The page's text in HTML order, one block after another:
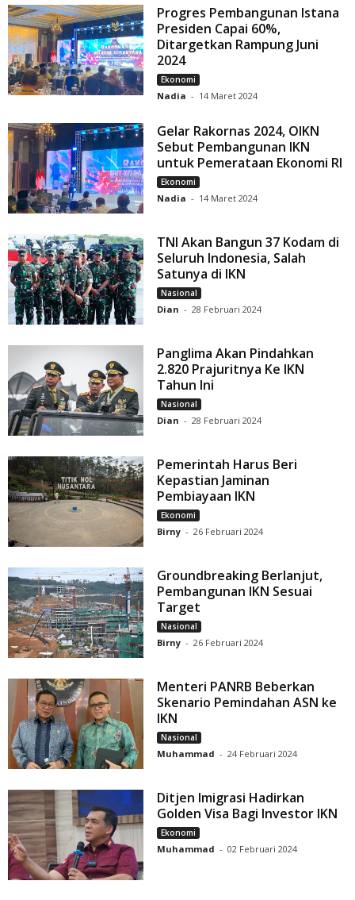
Progres Pembangunan Istana
Presiden Capai 60%,
Ditargetkan Rampung Juni
2024
Ekonomi
Nadia - 14 Maret 2024
Gelar Rakornas 2024, OIKN
Sebut Pembangunan IKN
untuk Pemerataan Ekonomi RI
Ekonomi
Nadia - 14 Maret 2024
TNI Akan Bangun 37 Kodam di
Seluruh Indonesia, Salah
Satunya di IKN
Nasional
Dian - 28 Februari 2024
Panglima Akan Pindahkan
2.820 Prajuritnya Ke IKN
Tahun Ini
Nasional
Dian - 28 Februari 2024
Pemerintah Harus Beri
Kepastian Jaminan
Pembiayaan IKN
Ekonomi
Birny - 26 Februari 2024
Groundbreaking Berlanjut,
Pembangunan IKN Sesuai
Target
Nasional
Birny - 26 Februari 2024
Menteri PANRB Beberkan
Skenario Pemindahan ASN ke
IKN
Nasional
Muhammad - 24 Februari 2024
Ditjen Imigrasi Hadirkan
Golden Visa Bagi Investor IKN
Ekonomi
Muhammad - 02 Februari 2024